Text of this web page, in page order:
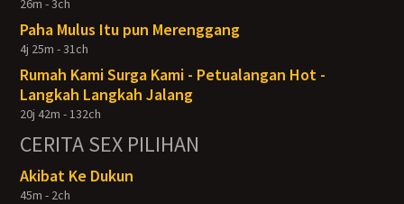
26m - 3ch
Paha Mulus Itu pun Merenggang
4j 25m - 31ch
Rumah Kami Surga Kami - Petualangan Hot -
Langkah Langkah Jalang
20j 42m - 132ch
CERITA SEX PILIHAN
Akibat Ke Dukun
45m - 2ch